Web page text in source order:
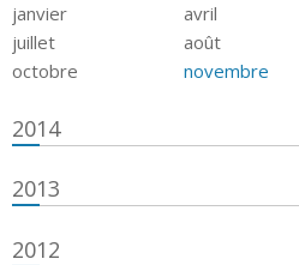
janvier avril
juillet
août
octobre
novembre
2014
2013
2012